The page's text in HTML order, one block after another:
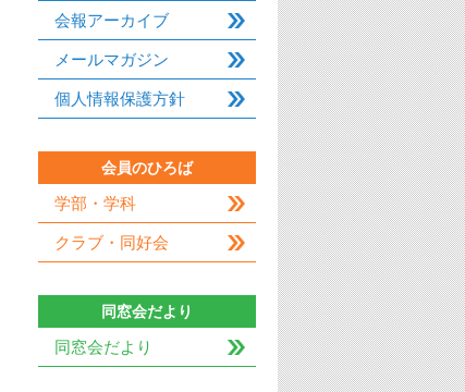
会報アーカイブ
メールマガジン
個人情報保護方針
会員のひろば
学部・学科
クラブ・同好会
同窓会だより
同窓会だより